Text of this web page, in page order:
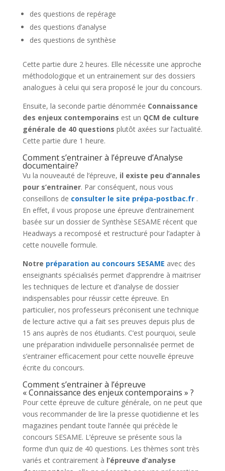
des questions de repérage
des questions d’analyse
des questions de synthèse
Cette partie dure 2 heures. Elle nécessite une approche
méthodologique et un entrainement sur des dossiers
analogues à celui qui sera proposé le jour du concours.
Ensuite, la seconde partie dénommée Connaissance
des enjeux contemporains est un QCM de culture
générale de 40 questions plutôt axées sur l’actualité.
Cette partie dure 1 heure.
Comment s’entrainer à l’épreuve d’Analyse
documentaire?
Vu la nouveauté de l’épreuve, il existe peu d’annales
pour s’entrainer. Par conséquent, nous vous
conseillons de consulter le site prépa-postbac.fr .
En effet, il vous propose une épreuve d’entrainement
basée sur un dossier de Synthèse SESAME récent que
Headways a recomposé et restructuré pour l’adapter à
cette nouvelle formule.
Notre préparation au concours SESAME avec des
enseignants spécialisés permet d’apprendre à maitriser
les techniques de lecture et d’analyse de dossier
indispensables pour réussir cette épreuve. En
particulier, nos professeurs préconisent une technique
de lecture active qui a fait ses preuves depuis plus de
15 ans auprès de nos étudiants. C’est pourquoi, seule
une préparation individuelle personnalisée permet de
s’entrainer efficacement pour cette nouvelle épreuve
écrite du concours.
Comment s’entrainer à l’épreuve
« Connaissance des enjeux contemporains » ?
Pour cette épreuve de culture générale, on ne peut que
vous recommander de lire la presse quotidienne et les
magazines pendant toute l’année qui précède le
concours SESAME. L’épreuve se présente sous la
forme d’un quiz de 40 questions. Les thèmes sont très
variés et contrairement à l’épreuve d’analyse